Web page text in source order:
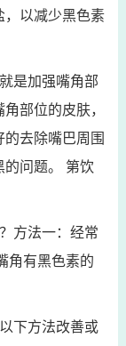
，以减少黑色素
是加强嘴角部
部位的皮肤，
去除嘴巴周围
的问题。 第饮
方法一：经常
角有黑色素的
下方法改善或